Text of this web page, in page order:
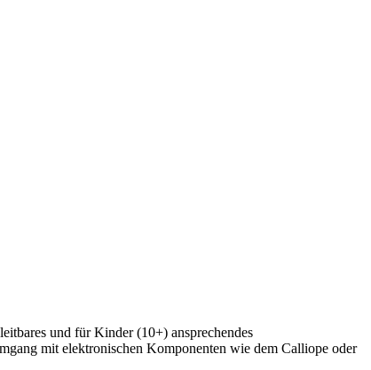
und für Kinder (10+) ansprechendes
mit elektronischen Komponenten wie dem Calliope oder